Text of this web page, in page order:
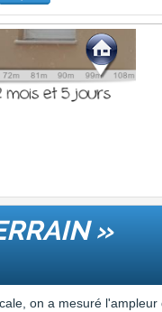
»
on a mesuré l'ampleur